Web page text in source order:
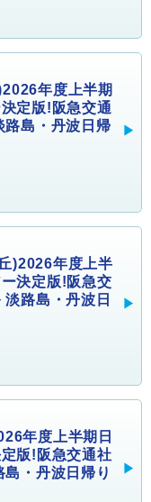
年度上半期
定版!阪急交通
路島・丹波日帰
)2026年度上半
決定版!阪急交
路島・丹波日
年度上半期日
版!阪急交通社
・丹波日帰り